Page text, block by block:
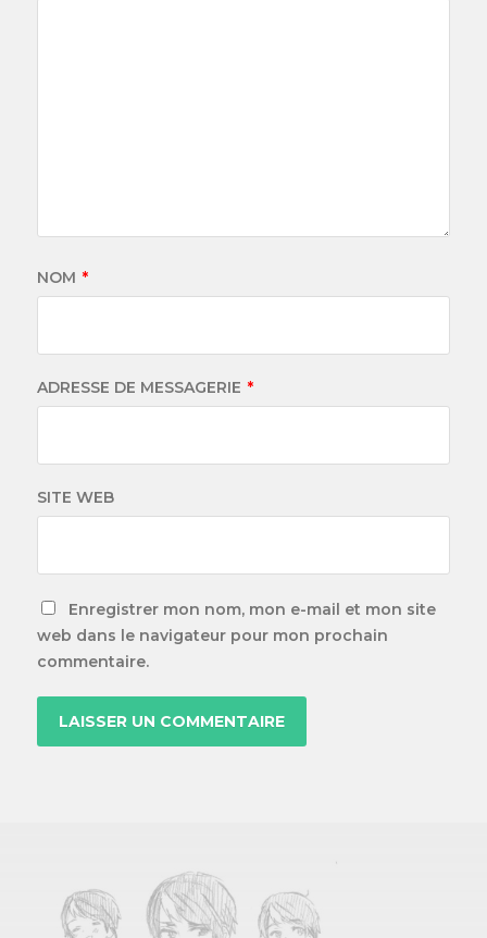
NOM *
ADRESSE DE MESSAGERIE *
SITE WEB
Enregistrer mon nom, mon e-mail et mon site
web dans le navigateur pour mon prochain
commentaire.